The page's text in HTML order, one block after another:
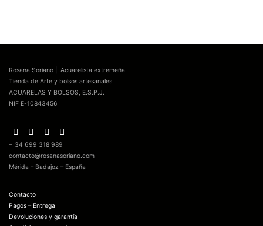
Rosana Soriano | Acuarelista extremeña.
Tienda de Arte y bolsos artesanales.
ACUARELAS Y BOLSOS, E.S.P.J.
NIF E-10843456
+ 34 699 318 989
contacto@rosanasoriano.com
Mérida – Badajoz – España
Contacto
Pagos – Entrega
Devoluciones y garantía